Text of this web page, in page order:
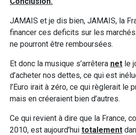
JAMAIS et je dis bien, JAMAIS, la
financer ces deficits sur les
ne pourront être remboursées.
Et donc la musique s’arrêtera net le
d’acheter nos dettes, ce qui est
l’Euro irait à zéro, ce qui règlerait le
mais en créeraient bien d’autres.
Ce qui revient à dire que la France,
2010, est aujourd’hui totalement